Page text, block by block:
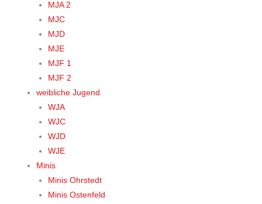
MJA 2
MJC
MJD
MJE
MJF 1
MJF 2
weibliche Jugend
WJA
WJC
WJD
WJE
Minis
Minis Ohrstedt
Minis Ostenfeld